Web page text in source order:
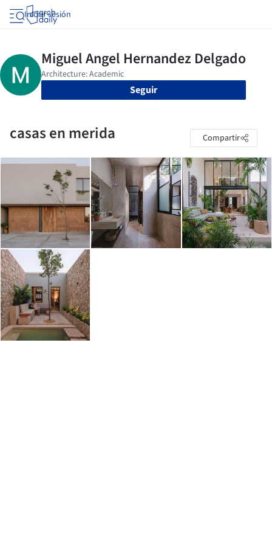
Iniciar sesión
Seguir
casas en merida Compartir